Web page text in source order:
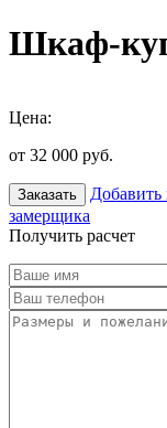
Шкаф-
Цена:
от 32 000 руб.
Заказать Добавить
замерщика
Получить расчет